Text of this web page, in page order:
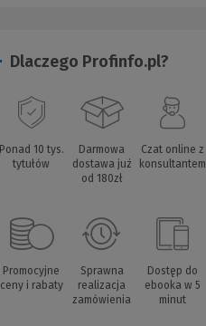
Dlaczego Profinfo.pl?
Ponad 10 tys.
tytułów
Darmowa
dostawa już
od 180zł
Czat online z
konsultantem
Promocyjne
ceny i rabaty
Sprawna
realizacja
zamówienia
Dostęp do
ebooka w 5
minut